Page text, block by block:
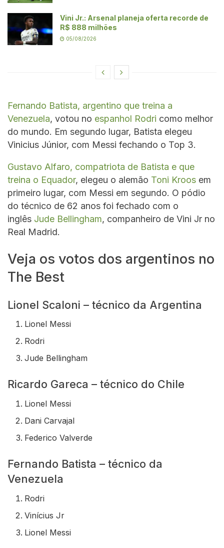
Vini Jr.: Arsenal planeja oferta recorde de
R$ 888 milhões
05/08/2026
Fernando Batista, argentino que treina a
Venezuela, votou no espanhol Rodri como melhor
do mundo. Em segundo lugar, Batista elegeu
Vinicius Júnior, com Messi fechando o Top 3.
Gustavo Alfaro, compatriota de Batista e que
treina o Equador, elegeu o alemão Toni Kroos em
primeiro lugar, com Messi em segundo. O pódio
do técnico de 62 anos foi fechado com o
inglês Jude Bellingham, companheiro de Vini Jr no
Real Madrid.
Veja os votos dos argentinos no
The Best
Lionel Scaloni – técnico da Argentina
Lionel Messi
Rodri
Jude Bellingham
Ricardo Gareca – técnico do Chile
Lionel Messi
Dani Carvajal
Federico Valverde
Fernando Batista – técnico da
Venezuela
Rodri
Vinícius Jr
Lionel Messi